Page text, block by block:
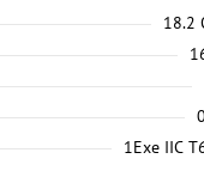
18.2
1Exe IIC